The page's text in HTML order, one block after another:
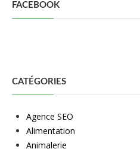
FACEBOOK
CATÉGORIES
Agence SEO
Alimentation
Animalerie